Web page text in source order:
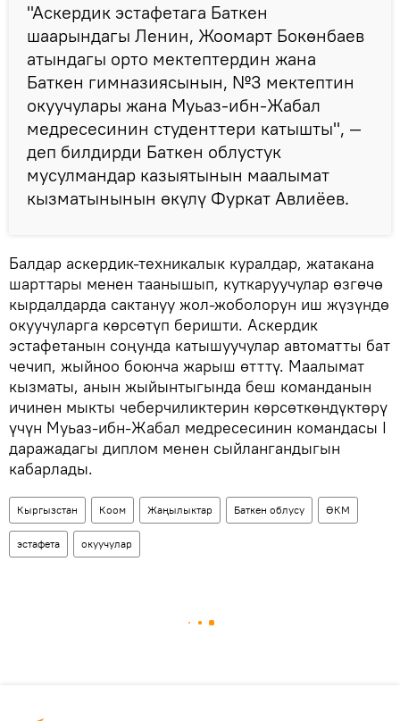
"Аскердик эстафетага Баткен
шаарындагы Ленин, Жоомарт Бокөнбаев
атындагы орто мектептердин жана
Баткен гимназиясынын, №3 мектептин
окуучулары жана Муьаз-ибн-Жабал
медресесинин студенттери катышты", —
деп билдирди Баткен облустук
мусулмандар казыятынын маалымат
кызматынынын өкүлү Фуркат Авлиёев.
Балдар аскердик-техникалык куралдар, жатакана
шарттары менен таанышып, куткаруучулар өзгөчө
кырдалдарда сактануу жол-жоболорун иш жүзүндө
окуучуларга көрсөтүп беришти. Аскердик
эстафетанын соңунда катышуучулар автоматты бат
чечип, жыйноо боюнча жарыш өтттү. Маалымат
кызматы, анын жыйынтыгында беш команданын
ичинен мыкты чеберчиликтерин көрсөткөндүктөрү
үчүн Муьаз-ибн-Жабал медресесинин командасы I
даражадагы диплом менен сыйлангандыгын
кабарлады.
Кыргызстан Коом Жаңылыктар Баткен облусу ӨКМ
эстафета окуучулар